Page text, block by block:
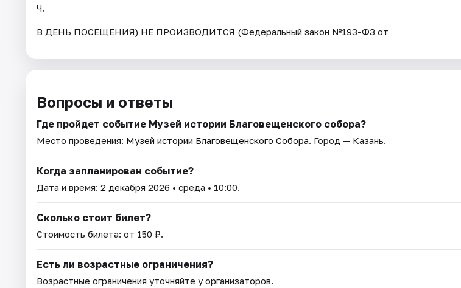
Ч.
В ДЕНЬ ПОСЕЩЕНИЯ) НЕ ПРОИЗВОДИТСЯ (Федеральный закон №193-ФЗ от
Вопросы и ответы
Где пройдет событие Музей истории Благовещенского собора?
Место проведения: Музей истории Благовещенского Собора. Город — Казань.
Когда запланирован событие?
Дата и время: 2 декабря 2026 • среда • 10:00.
Сколько стоит билет?
Стоимость билета: от 150 ₽.
Есть ли возрастные ограничения?
Возрастные ограничения уточняйте у организаторов.